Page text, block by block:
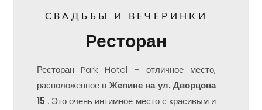
СВАДЬБЫ И ВЕЧЕРИНКИ
Ресторан
Ресторан Park Hotel – отличное место,
расположенное в Жепине на ул. Дворцова
15 . Это очень интимное место с красивым и